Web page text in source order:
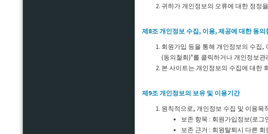
귀하가 개인정보의 오류에 대한 정정
제8조 개인정보 수집, 이용, 제공에 대한 동의
회원가입 등을 통해 개인정보의 수집,
(동의철회)"를 클릭하거나 개인정보
본 사이트는 개인정보의 수집에 대한
제9조 개인정보의 보유 및 이용기간
원칙적으로, 개인정보 수집 및 이용목
보존 항목 : 회원가입정보(로그
보존 근거 : 회원탈퇴시 다른